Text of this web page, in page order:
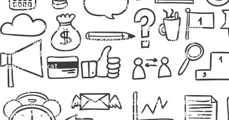
datang jemput kamu. Praktis banget kan?
🙌 Dengan layananTravel Door to Door, rasanya kayak
punya sopir pribadi. Nggak perlu keluar tenaga ekstra,
cukup duduk santai, barang bawaan aman, kamu tinggal
siap berangkat.
🎶 Perjalanan pun jadi lebih asik! Mau rebahan, scroll
medsos, atau dengerin lagu, semua bisa. Tau-tau udah
sampai Karawaci dengan nyaman tanpa drama ribet. 🚐💨